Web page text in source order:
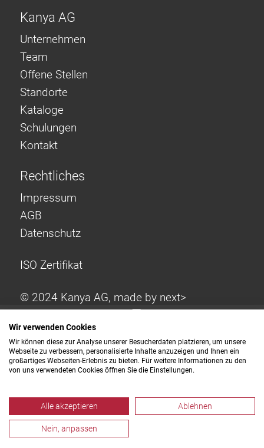
Kanya AG
Unternehmen
Team
Offene Stellen
Standorte
Kataloge
Schulungen
Kontakt
Rechtliches
Impressum
AGB
Datenschutz
ISO Zertifikat
© 2024 Kanya AG, made by next>
Wir verwenden Cookies
Wir können diese zur Analyse unserer Besucherdaten platzieren, um unsere
Webseite zu verbessern, personalisierte Inhalte anzuzeigen und Ihnen ein
großartiges Webseiten-Erlebnis zu bieten. Für weitere Informationen zu den
von uns verwendeten Cookies öffnen Sie die Einstellungen.
Alle akzeptieren Ablehnen
Nein, anpassen